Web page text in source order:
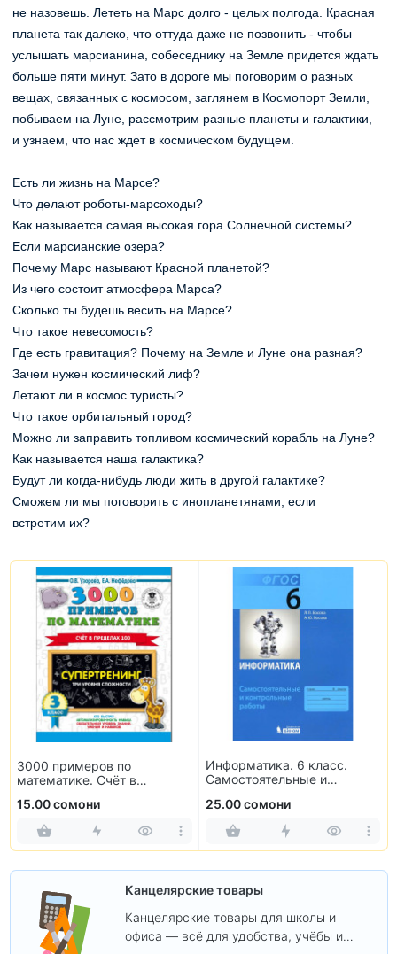
не назовешь. Лететь на Марс долго - целых полгода. Красная
планета так далеко, что оттуда даже не позвонить - чтобы
услышать марсианина, собеседнику на Земле придется ждать
больше пяти минут. Зато в дороге мы поговорим о разных
вещах, связанных с космосом, заглянем в Космопорт Земли,
побываем на Луне, рассмотрим разные планеты и галактики,
и узнаем, что нас ждет в космическом будущем.
Есть ли жизнь на Марсе?
Что делают роботы‑марсоходы?
Как называется самая высокая гора Солнечной системы?
Если марсианские озера?
Почему Марс называют Красной планетой?
Из чего состоит атмосфера Марса?
Сколько ты будешь весить на Марсе?
Что такое невесомость?
Где есть гравитация? Почему на Земле и Луне она разная?
Зачем нужен космический лиф?
Летают ли в космос туристы?
Что такое орбитальный город?
Можно ли заправить топливом космический корабль на Луне?
Как называется наша галактика?
Будут ли когда‑нибудь люди жить в другой галактике?
Сможем ли мы поговорить с инопланетянами, если
встретим их?
3000 примеров по
математике. Счёт в
15.00 сомони
Информатика. 6 класс.
Самостоятельные и
25.00 сомони
Канцелярские товары
Канцелярские товары для школы и
офиса — всё для удобства, учёбы и